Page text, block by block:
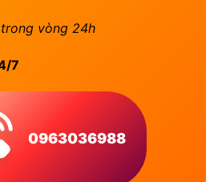
vòng 24h
7
0963036988